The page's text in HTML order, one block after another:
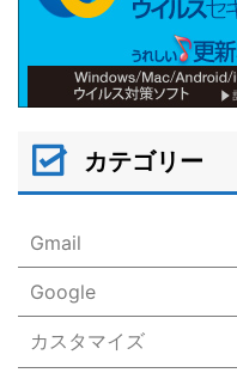
カテゴリー
Gmail
Google
カスタマイズ